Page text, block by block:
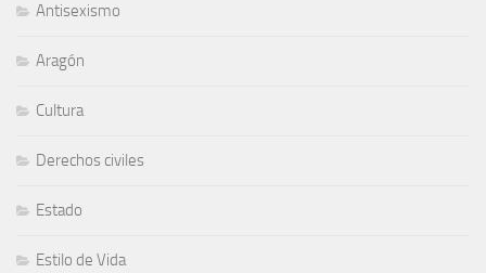
Antisexismo
Aragón
Cultura
Derechos civiles
Estado
Estilo de Vida